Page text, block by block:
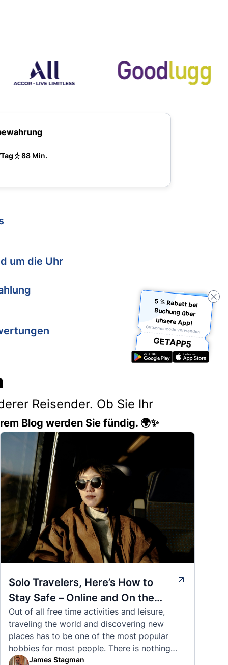
88 Min.
um die Uhr
Reisender. Ob Sie Ihr
Blog werden Sie fündig. 🌍✨
Solo Travelers, Here’s How to
Stay Safe – Online and On the
Road
Out of all free time activities and leisure,
traveling the world and discovering new
places has to be one of the most popular
hobbies for most people. There is nothing
quite like visiting a brand new city, country,
James Stagman
5 % Rabatt bei
Buchung über
unsere App!
Gutscheincode verwenden:
GETAPP5